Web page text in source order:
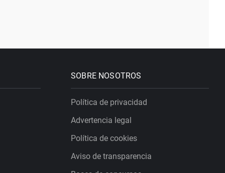
SOBRE NOSOTROS
Política de privacidad
Advertencia legal
Política de cookies
Aviso de transparencia